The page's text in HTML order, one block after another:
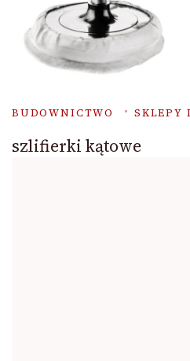
BUDOWNICTWO SKLEPY
szlifierki kątowe